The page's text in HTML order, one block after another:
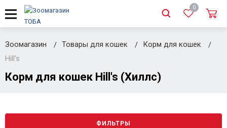
0
Зоомагазин Товары для кошек
Корм для кошек
Hill's
Корм для кошек Hill's (Хиллс)
ФИЛЬТРЫ